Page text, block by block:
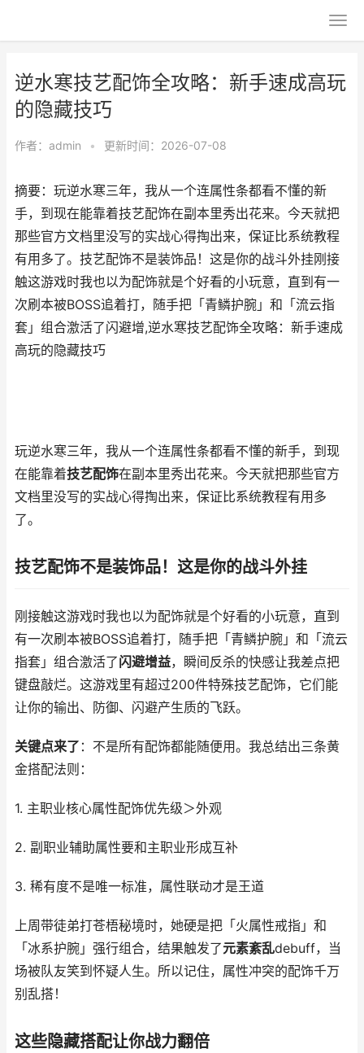
逆水寒技艺配饰全攻略：新手速成高玩
的隐藏技巧
作者： admin • 更新时间：2026-07-08
摘要：玩逆水寒三年，我从一个连属性条都看不懂的新
手，到现在能靠着技艺配饰在副本里秀出花来。今天就把
那些官方文档里没写的实战心得掏出来，保证比系统教程
有用多了。技艺配饰不是装饰品！这是你的战斗外挂刚接
触这游戏时我也以为配饰就是个好看的小玩意，直到有一
次刷本被BOSS追着打，随手把「青鳞护腕」和「流云指
套」组合激活了闪避增,逆水寒技艺配饰全攻略：新手速成
高玩的隐藏技巧
玩逆水寒三年，我从一个连属性条都看不懂的新手，到现
在能靠着技艺配饰在副本里秀出花来。今天就把那些官方
文档里没写的实战心得掏出来，保证比系统教程有用多
了。
技艺配饰不是装饰品！这是你的战斗外挂
刚接触这游戏时我也以为配饰就是个好看的小玩意，直到
有一次刷本被BOSS追着打，随手把「青鳞护腕」和「流云
指套」组合激活了闪避增益，瞬间反杀的快感让我差点把
键盘敲烂。这游戏里有超过200件特殊技艺配饰，它们能
让你的输出、防御、闪避产生质的飞跃。
关键点来了 ：不是所有配饰都能随便用。我总结出三条黄
金搭配法则：
1. 主职业核心属性配饰优先级＞外观
2. 副职业辅助属性要和主职业形成互补
3. 稀有度不是唯一标准，属性联动才是王道
上周带徒弟打苍梧秘境时，她硬是把「火属性戒指」和
「冰系护腕」强行组合，结果触发了元素紊乱debuff，当
场被队友笑到怀疑人生。所以记住，属性冲突的配饰千万
别乱搭！
这些隐藏搭配让你战力翻倍